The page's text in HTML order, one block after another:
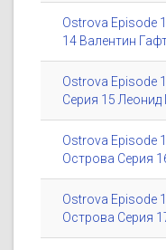
Ostrova Episode
14 Валентин
Ostrova Episode
Серия 15 Леонид
Ostrova Episode
Острова Серия
Ostrova Episode
Острова Серия